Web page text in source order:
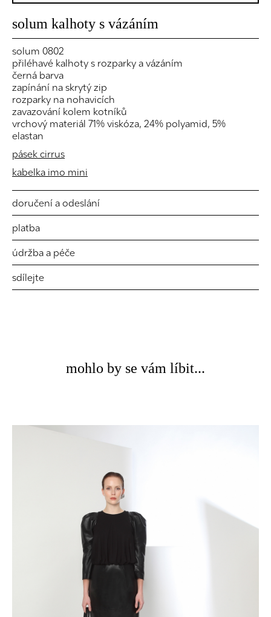
solum kalhoty s vázáním
solum 0802
přiléhavé kalhoty s rozparky a vázáním
černá barva
zapínání na skrytý zip
rozparky na nohavicích
zavazování kolem kotníků
vrchový materiál 71% viskóza, 24% polyamid, 5%
elastan
pásek cirrus
kabelka imo mini
doručení a odeslání
platba
údržba a péče
sdílejte
mohlo by se vám líbit...